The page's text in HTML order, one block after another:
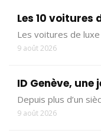
Les 10 voitures
Les voitures de
9 août 2026
ID Genève, une
Depuis plus d’un
9 août 2026